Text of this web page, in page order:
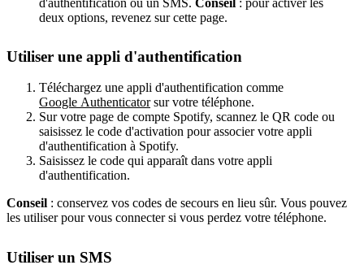
deux options, revenez sur cette page.
Utiliser une appli d'authentification
Téléchargez une appli d'authentification comme
Google Authenticatorsur votre téléphone.
Sur votre page de compte Spotify, scannez le QR code ou
saisissez le code d'activation pour associer votre appli
d'authentification à Spotify.
Saisissez le code qui apparaît dans votre appli
d'authentification.
Conseil : conservez vos codes de secours en lieu sûr. Vous pouvez
les utiliser pour vous connecter si vous perdez votre téléphone.
Utiliser un SMS